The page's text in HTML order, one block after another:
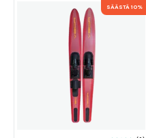
SÄÄSTÄ 10%